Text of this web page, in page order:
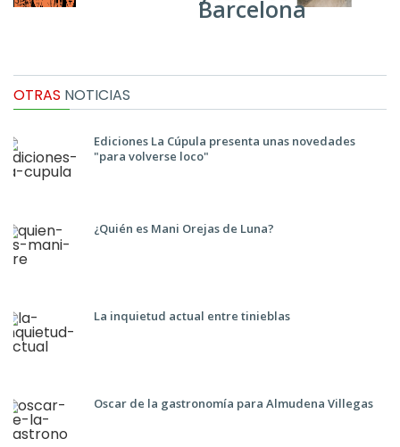
Barcelona
OTRAS NOTICIAS
Ediciones La Cúpula presenta unas novedades
"para volverse loco"
¿Quién es Mani Orejas de Luna?
La inquietud actual entre tinieblas
Oscar de la gastronomía para Almudena Villegas